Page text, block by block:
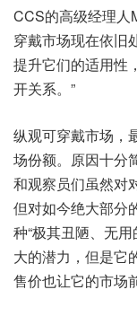
CCS的高级经理人
穿戴市场现在依旧
提升它们的适用性
开关系。”
纵观可穿戴市场，
场份额。原因十分
和观察员们虽然对
但对如今绝大部分
种“极其丑陋、无
大的潜力，但是它
售价也让它的市场